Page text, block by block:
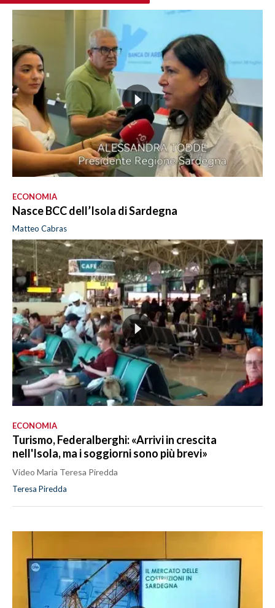
ECONOMIA
Nasce BCC dell’Isola di Sardegna
Matteo Cabras
ECONOMIA
Turismo, Federalberghi: «Arrivi in crescita
nell'Isola, ma i soggiorni sono più brevi»
Video Maria Teresa Piredda
Teresa Piredda